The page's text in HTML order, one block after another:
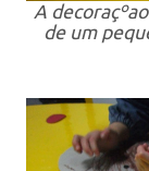
A
de um